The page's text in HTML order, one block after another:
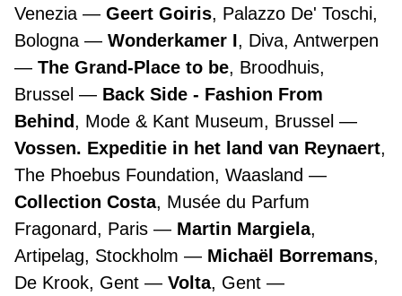
Venezia
Geert Goiris, Palazzo De' Toschi,
Bologna
Wonderkamer I, Diva, Antwerpen
The Grand-Place to be, Broodhuis,
Brussel
Back Side - Fashion From
Behind, Mode & Kant Museum, Brussel
Vossen. Expeditie in het land van Reynaert,
The Phoebus Foundation, Waasland
Collection Costa, Musée du Parfum
Fragonard, Paris
Martin Margiela,
Artipelag, Stockholm
Michaël Borremans,
De Krook, Gent
Volta, Gent